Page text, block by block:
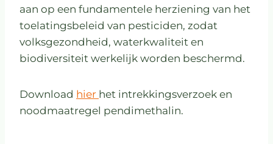
aan op een fundamentele herziening van het
toelatingsbeleid van pesticiden, zodat
volksgezondheid, waterkwaliteit en
biodiversiteit werkelijk worden beschermd.
Download hier het intrekkingsverzoek en
noodmaatregel pendimethalin.